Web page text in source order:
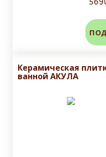
Керамическая
ванной АКУЛА